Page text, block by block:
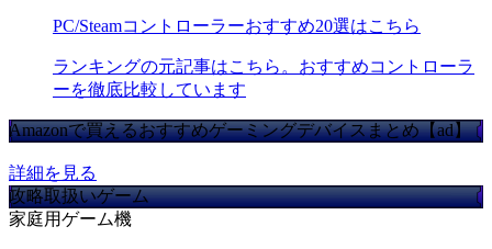
PC/Steamコントローラーおすすめ20選はこちら
ランキングの元記事はこちら。おすすめコントローラ
ーを徹底比較しています
Amazonで買えるおすすめゲーミングデバイスまとめ【ad】
詳細を見る
攻略取扱いゲーム
家庭用ゲーム機